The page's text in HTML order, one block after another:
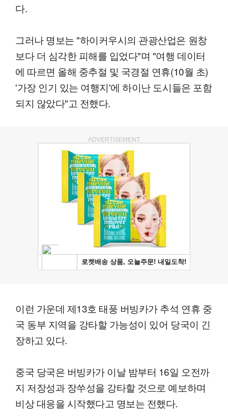
다.
그러나 명보는 "하이커우시의 관광산업은 원창
보다 더 심각한 피해를 입었다"며 "여행 데이터
에 따르면 올해 중추절 및 국경절 연휴(10월 초)
'가장 인기 있는 여행지'에 하이난 도시들은 포함
되지 않았다"고 전했다.
ADVERTISEMENT
이런 가운데 제13호 태풍 버빙카가 추석 연휴 중
국 동부 지역을 강타할 가능성이 있어 당국이 긴
장하고 있다.
중국 당국은 버빙카가 이날 밤부터 16일 오전까
지 저장성과 장쑤성을 강타할 것으로 예보하며
비상 대응을 시작했다고 명보는 전했다.